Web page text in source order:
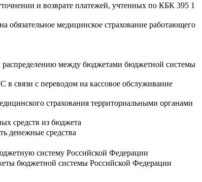
и возврате платежей, учтенных по КБК 395 1
обязательное медицинское страхование работающего
между бюджетами бюджетной системы
связи с переводом на кассовое обслуживание
страхования территориальными органами
средств из бюджета
денежные средства
систему Российской Федерации
бюджетной системы Российской Федерации